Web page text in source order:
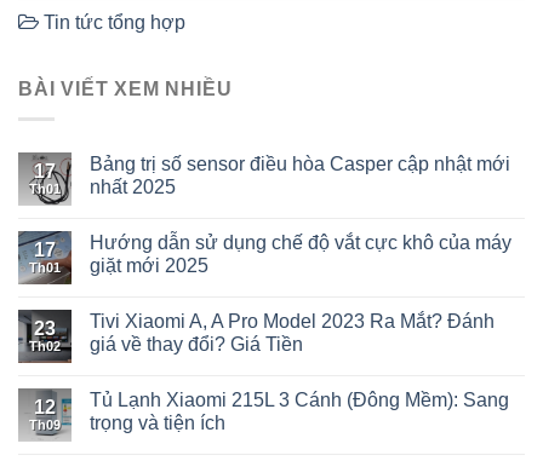
Tin tức tổng hợp
BÀI VIẾT XEM NHIỀU
17
Th01
Bảng trị số sensor điều hòa Casper cập nhật mới
nhất 2025
17
Th01
Hướng dẫn sử dụng chế độ vắt cực khô của máy
giặt mới 2025
23
Th02
Tivi Xiaomi A, A Pro Model 2023 Ra Mắt? Đánh
giá về thay đổi? Giá Tiền
12
Th09
Tủ Lạnh Xiaomi 215L 3 Cánh (Đông Mềm): Sang
trọng và tiện ích